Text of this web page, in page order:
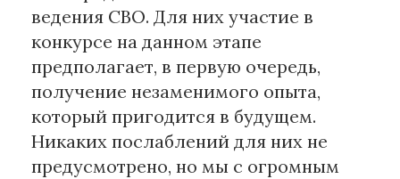
ведения СВО. Для них участие в
конкурсе на данном этапе
предполагает, в первую очередь,
получение незаменимого опыта,
который пригодится в будущем.
Никаких послаблений для них не
предусмотрено, но мы с огромным